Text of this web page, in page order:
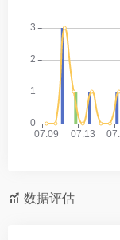
数据评估